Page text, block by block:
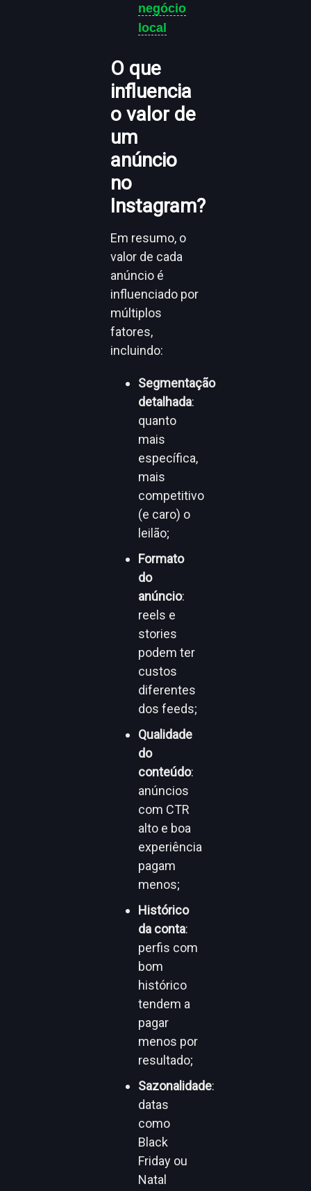
negócio
local
O que
influencia
o valor de
um
anúncio
no
Instagram?
Em resumo, o
valor de cada
anúncio é
influenciado por
múltiplos
fatores,
incluindo:
Segmentação
detalhada:
quanto
mais
específica,
mais
competitivo
(e caro) o
leilão;
Formato
do
anúncio:
reels e
stories
podem ter
custos
diferentes
dos feeds;
Qualidade
do
conteúdo:
anúncios
com CTR
alto e boa
experiência
pagam
menos;
Histórico
da conta:
perfis com
bom
histórico
tendem a
pagar
menos por
resultado;
Sazonalidade:
datas
como
Black
Friday ou
Natal